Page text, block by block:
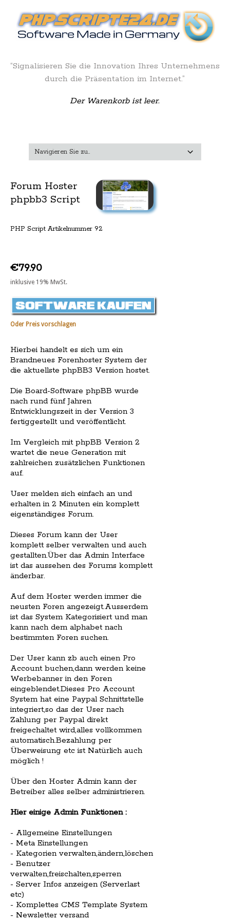
“Signalisieren Sie die Innovation Ihres Unternehmens
durch die Präsentation im Internet.”
Der Warenkorb ist leer.
Forum Hoster
phpbb3 Script
PHP Script Artikelnummer 92
€79.90
inklusive 19% MwSt.
Oder Preis vorschlagen
Hierbei handelt es sich um ein
Brandneues Forenhoster System der
die aktuellste phpBB3 Version hostet.
Die Board-Software phpBB wurde
nach rund fünf Jahren
Entwicklungszeit in der Version 3
fertiggestellt und veröffentlicht.
Im Vergleich mit phpBB Version 2
wartet die neue Generation mit
zahlreichen zusätzlichen Funktionen
auf.
User melden sich einfach an und
erhalten in 2 Minuten ein komplett
eigenständiges Forum.
Dieses Forum kann der User
komplett selber verwalten und auch
gestallten.Über das Admin Interface
ist das aussehen des Forums komplett
änderbar.
Auf dem Hoster werden immer die
neusten Foren angezeigt.Ausserdem
ist das System Kategorisiert und man
kann nach dem alphabet nach
bestimmten Foren suchen.
Der User kann zb auch einen Pro
Account buchen,dann werden keine
Werbebanner in den Foren
eingeblendet.Dieses Pro Account
System hat eine Paypal Schnittstelle
integriert,so das der User nach
Zahlung per Paypal direkt
freigechaltet wird,alles vollkommen
automatisch.Bezahlung per
Überweisung etc ist Natürlich auch
möglich !
Über den Hoster Admin kann der
Betreiber alles selber administrieren.
Hier einige Admin Funktionen :
- Allgemeine Einstellungen
- Meta Einstellungen
- Kategorien verwalten,ändern,löschen
- Benutzer
verwalten,freischalten,sperren
- Server Infos anzeigen (Serverlast
etc)
- Komplettes CMS Template System
- Newsletter versand